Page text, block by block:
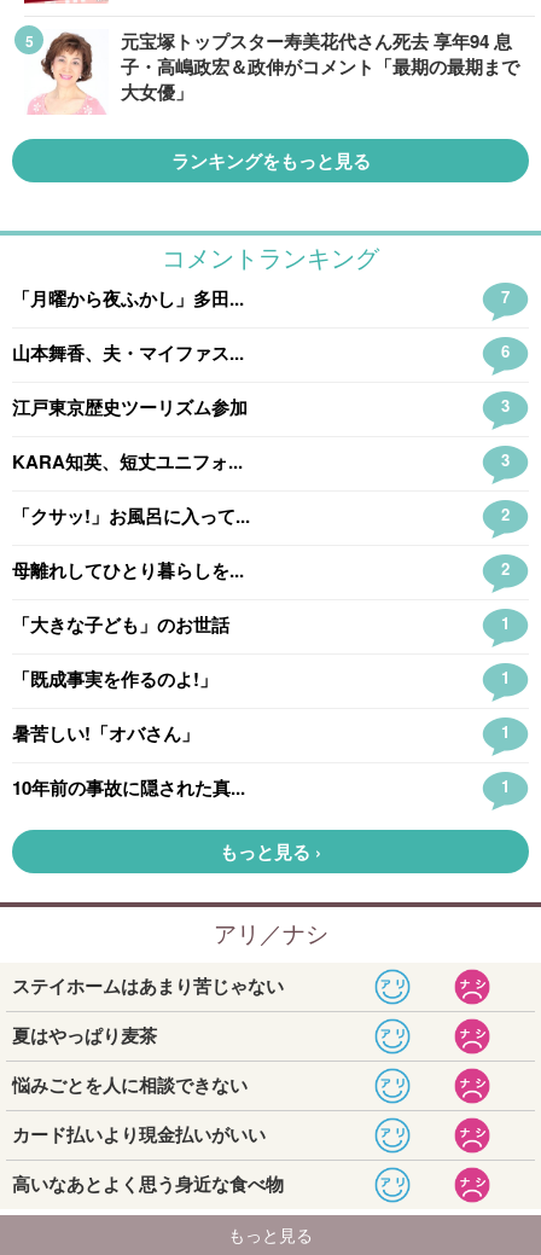
元宝塚トップスター寿美花代さん死去 享年94 息
子・高嶋政宏＆政伸がコメント「最期の最期まで
大女優」
ランキングをもっと見る